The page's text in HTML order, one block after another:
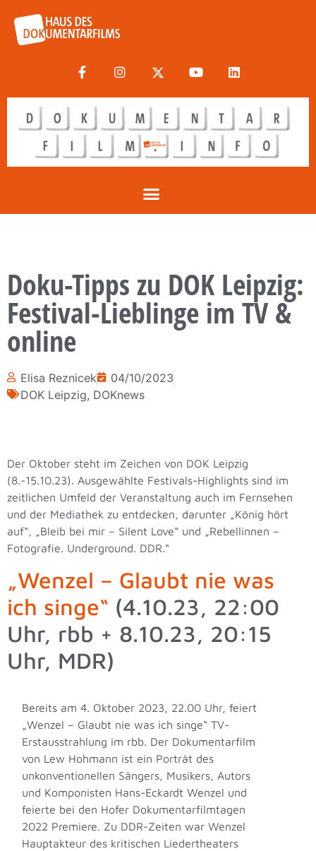
Doku-Tipps zu DOK Leipzig:
Festival-Lieblinge im TV &
online
Elisa Reznicek
04/10/2023
DOK Leipzig, DOKnews
Der Oktober steht im Zeichen von DOK Leipzig
(8.-15.10.23). Ausgewählte Festivals-Highlights sind im
zeitlichen Umfeld der Veranstaltung auch im Fernsehen
und der Mediathek zu entdecken, darunter „König hört
auf“, „Bleib bei mir – Silent Love“ und „Rebellinnen –
Fotografie. Underground. DDR.“
„Wenzel – Glaubt nie was
ich singe“ (4.10.23, 22:00
Uhr, rbb + 8.10.23, 20:15
Uhr, MDR)
Bereits am 4. Oktober 2023, 22.00 Uhr, feiert
„Wenzel – Glaubt nie was ich singe“ TV-
Erstausstrahlung im rbb. Der Dokumentarfilm
von Lew Hohmann ist ein Porträt des
unkonventionellen Sängers, Musikers, Autors
und Komponisten Hans-Eckardt Wenzel und
feierte bei den Hofer Dokumentarfilmtagen
2022 Premiere. Zu DDR-Zeiten war Wenzel
Hauptakteur des kritischen Liedertheaters